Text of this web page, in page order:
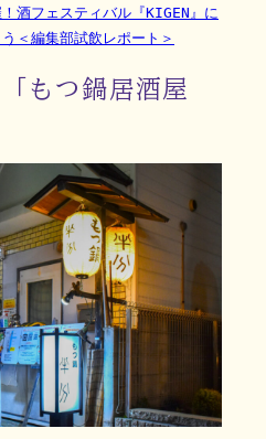
酒フェスティバル『KIGEN』に
＜編集部試飲レポート＞
もつ鍋居酒屋